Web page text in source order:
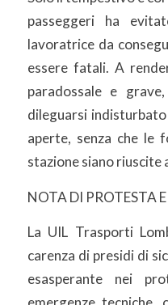
passeggeri ha
lavoratrice da
essere fatali. A
paradossale e
dileguarsi
aperte, senza che le
stazione siano riuscite
NOTA DI PROTESTA
La UIL Trasporti
carenza di presidi di
esasperante nei